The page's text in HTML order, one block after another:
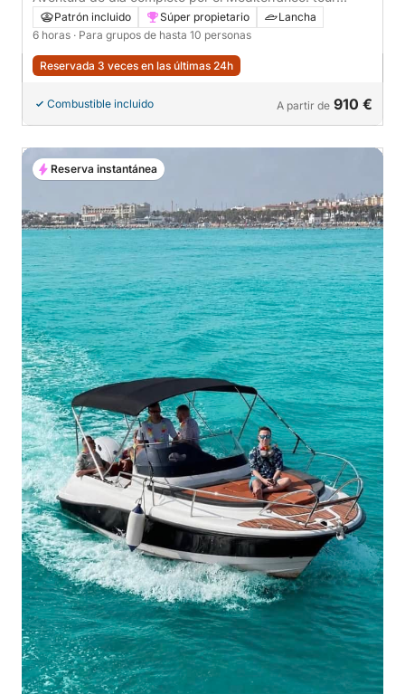
privado de 6 horas desde Valencia
Patrón incluido Súper propietario
Lancha
6 horas · Para grupos de hasta 10 personas
Reservada 3 veces en las últimas 24h
Combustible incluido A partir de 910 €
Reserva instantánea